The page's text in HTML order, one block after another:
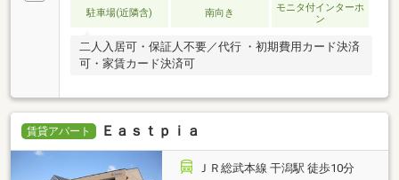
駐車場(近隣含) 南向き
モニタ付インターホ
ン
二人入居可・保証人不要／代行 ・初期費用カード決済
可・家賃カード決済可
賃貸アパート Ｅａｓｔｐｉａ
ＪＲ総武本線 干潟駅 徒歩10分